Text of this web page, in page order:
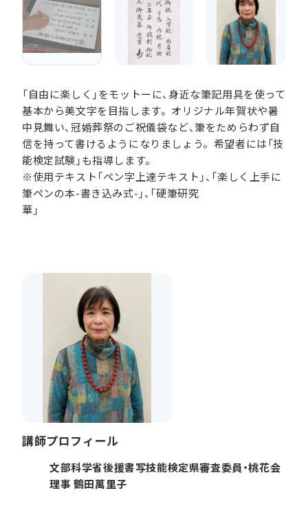
「自由に楽しく」をモットーに、身近な筆記用具を使って
基本から美文字を目指します。オリジナル年賀状や暑
中見舞い、冠婚葬祭のご祝儀袋など、筆をためらわず自
信を持って書けるようになりましょう。希望者には「技
能検定試験」も指導します。
※使用テキスト「ペン字上達テキスト」、「楽しく上手に
筆ペンの本-書き込み式-」、「硬筆研究
華」
講師プロフィール
文部科学省後援書写技能検定県審査委員・桃花会
理事 鶴田萬里子